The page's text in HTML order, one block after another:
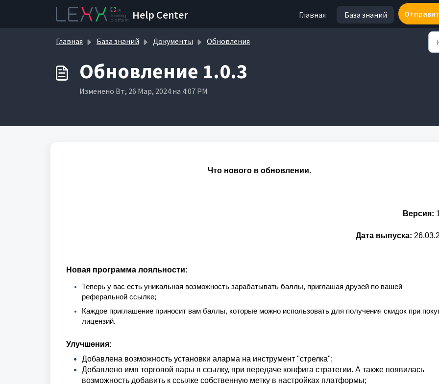
Переход к главному содержимому
Help Center Главная База знаний
Главная База знаний Документы Обновления
Обновление 1.0.3
Изменено Вт, 26 Мар, 2024 на 4:07 PM
Что нового в обновлении.
Версия:
Дата выпуска:
Новая программа лояльности:
Теперь у вас есть уникальная возможность зарабатывать баллы, приглашая друзей по вашей
реферальной ссылке;
Каждое приглашение приносит вам баллы, которые можно использовать для получения скидок при
лицензий.
Улучшения:
Добавлена возможность установки аларма на инструмент "стрелка";
Добавлено имя торговой пары в ссылку, при передаче конфига стратегии. А также появилась
возможность добавить к ссылке собственную метку в настройках платформы;